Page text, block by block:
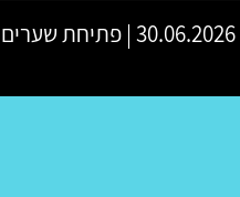
30.06.2026 | פתיחת שערים 20:00 | שעת התחלה 20:30